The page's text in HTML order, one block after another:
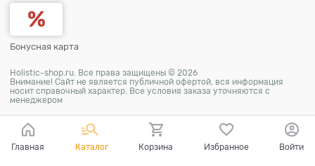
Бонусная карта
Holistic-shop.ru. Все права защищены © 2026
Внимание! Сайт не является публичной офертой, вся информация
носит справочный характер. Все условия заказа уточняются с
менеджером
Главная Каталог Корзина Избранное Войти